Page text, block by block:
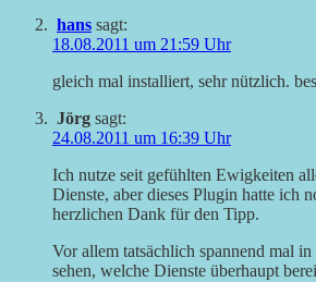
hans sagt:
18.08.2011 um 21:59 Uhr
gleich mal installiert, sehr nützlich.
Jörg sagt:
24.08.2011 um 16:39 Uhr
Ich nutze seit gefühlten Ewigkeiten
Dienste, aber dieses Plugin hatte ich
herzlichen Dank für den Tipp.
Vor allem tatsächlich spannend mal
sehen, welche Dienste überhaupt